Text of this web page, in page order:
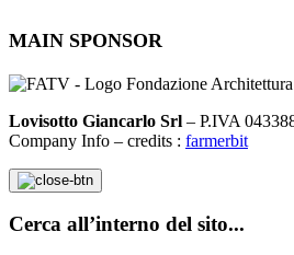
MAIN SPONSOR
Lovisotto Giancarlo Srl – P.IVA
Company Info – credits : farmerbit
Cerca all’interno del sito...